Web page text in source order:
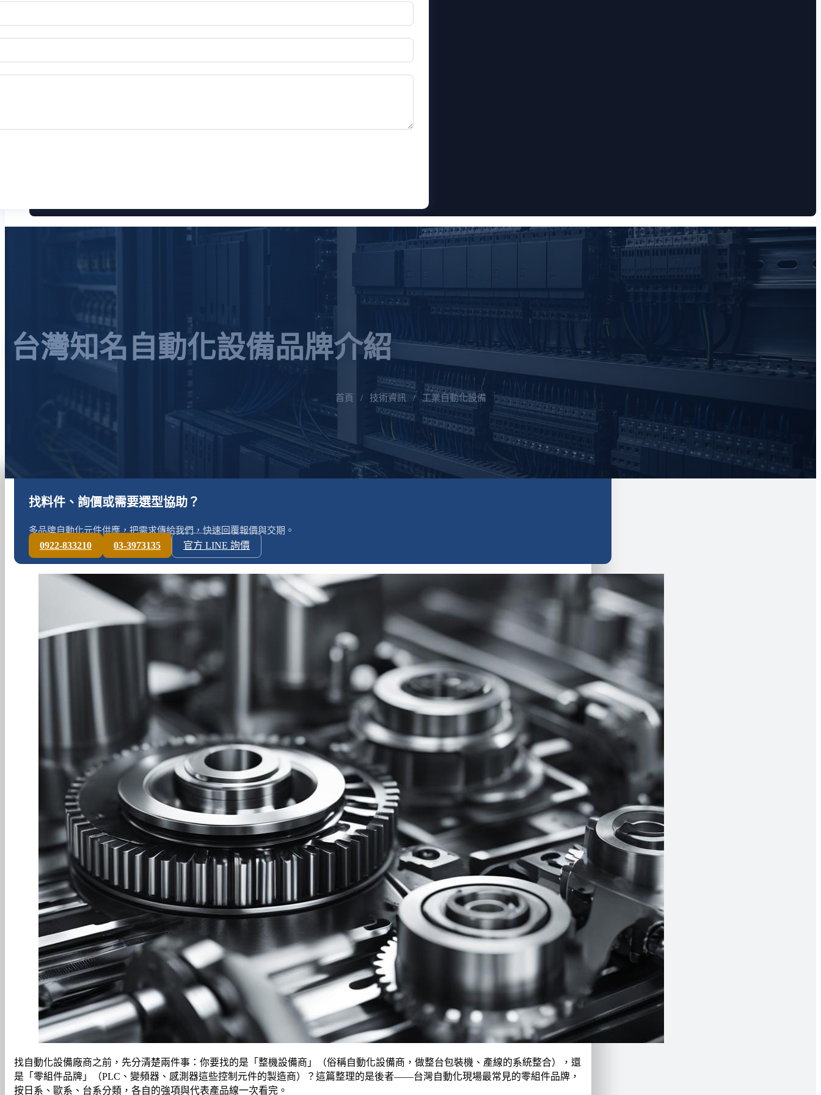
台灣知名自動化設備品牌介紹
首頁 / 技術資訊 / 工業自動化設備
找料件、詢價或需要選型協助？
多品牌自動化元件供應，把需求傳給我們，快速回覆報價與交期。
0922-833210 03-3973135 官方 LINE 詢價
找自動化設備廠商之前，先分清楚兩件事：你要找的是「整機設備商」（俗稱自動化設備商，做整台包裝機、產線的系統整合），還
是「零組件品牌」（PLC、變頻器、感測器這些控制元件的製造商）？這篇整理的是後者——台灣自動化現場最常見的零組件品牌，
按日系、歐系、台系分類，各自的強項與代表產品線一次看完。